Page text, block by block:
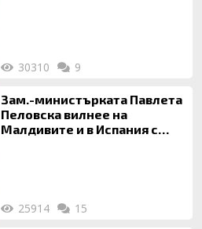
30310 9
Зам.-министърката Павлета
Пеловска вилнее на
Малдивите и в Испания с
25914 15